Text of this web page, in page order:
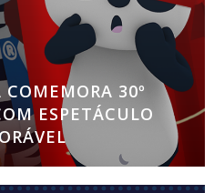
30º
ESPETÁCULO
do canal e centenas
Recreios a 22 de março